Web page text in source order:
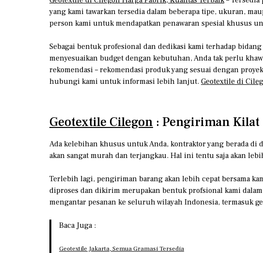
yang kami tawarkan tersedia dalam beberapa tipe, ukuran,
person kami untuk mendapatkan penawaran spesial khusus
Sebagai bentuk profesional dan dedikasi kami terhadap
menyesuaikan budget dengan kebutuhan, Anda tak perlu
rekomendasi – rekomendasi produk yang sesuai dengan
hubungi kami untuk informasi lebih lanjut. Geotextile di
Geotextile Cilegon : Pengiriman Kilat
Ada kelebihan khusus untuk Anda, kontraktor yang berada di
akan sangat murah dan terjangkau. Hal ini tentu saja akan
Terlebih lagi, pengiriman barang akan lebih cepat bersama
diproses dan dikirim merupakan bentuk profsional kami
mengantar pesanan ke seluruh wilayah Indonesia, termasuk
Baca Juga :
Geotextile Jakarta, Semua Gramasi Tersedia